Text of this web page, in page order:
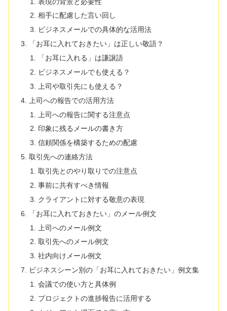
相手に配慮した言い回し
ビジネスメールでの具体的な活用法
「お耳に入れておきたい」は正しい敬語？
「お耳に入れる」は謙譲語
ビジネスメールでも使える？
上司や取引先にも使える？
上司への報告での活用方法
上司への報告に関する注意点
印象に残るメールの書き方
信頼関係を構築するための配慮
取引先への連絡方法
取引先とのやり取りでの注意点
事前に共有すべき情報
クライアントに対する敬意の表現
「お耳に入れておきたい」のメール例文
上司へのメール例文
取引先へのメール例文
社内向けメール例文
ビジネスシーン別の「お耳に入れておきたい」例文集
会議での使い方と具体例
プロジェクトの進捗報告に活用する